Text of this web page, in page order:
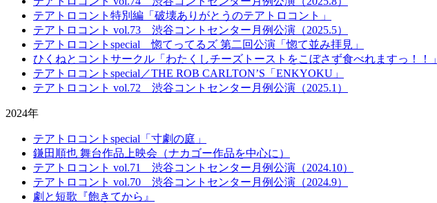
テアトロコント特別編「破壊ありがとうのテアトロコント」
テアトロコント vol.73 渋谷コントセンター月例公演（2025.5）
テアトロコントspecial 惚てってるズ 第二回公演「惚て並み拝見」
ひくねとコントサークル「わたくしチーズトーストをこぼさず食べれますっ！！」
テアトロコントspecial／THE ROB CARLTON’S「ENKYOKU」
テアトロコント vol.72 渋谷コントセンター月例公演（2025.1）
2024年
テアトロコントspecial「寸劇の庭」
鎌田順也 舞台作品上映会（ナカゴー作品を中心に）
テアトロコント vol.71 渋谷コントセンター月例公演（2024.10）
テアトロコント vol.70 渋谷コントセンター月例公演（2024.9）
劇と短歌『飽きてから』